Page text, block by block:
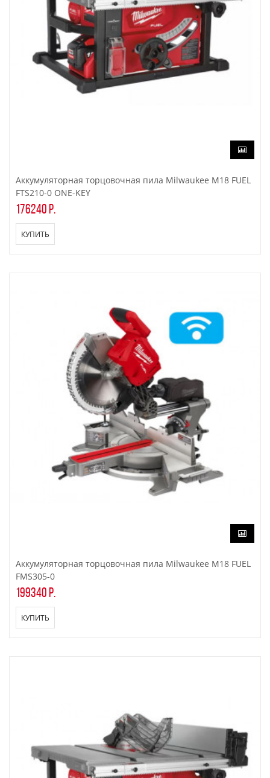
Аккумуляторная торцовочная пила Milwaukee M18 FUEL
FTS210-0 ONE-KEY
176240 р.
КУПИТЬ
Аккумуляторная торцовочная пила Milwaukee M18 FUEL
FMS305-0
199340 р.
КУПИТЬ